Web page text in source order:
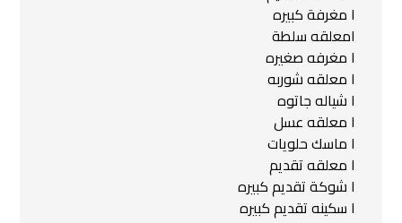
١ مغرفة كبيره
١معلقه سلطة
١ مغرفه صغيره
١ معلقه شوربه
١ شياله جاتوه
١ معلقه عسل
١ ماسك حلويات
١ معلقه تقديم
١ شوكة تقديم كبيره
١ سكينه تقديم كبيره